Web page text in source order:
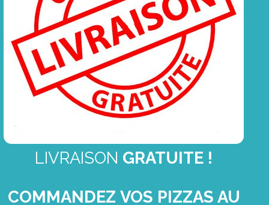
LIVRAISON GRATUITE !
COMMANDEZ VOS PIZZAS AU